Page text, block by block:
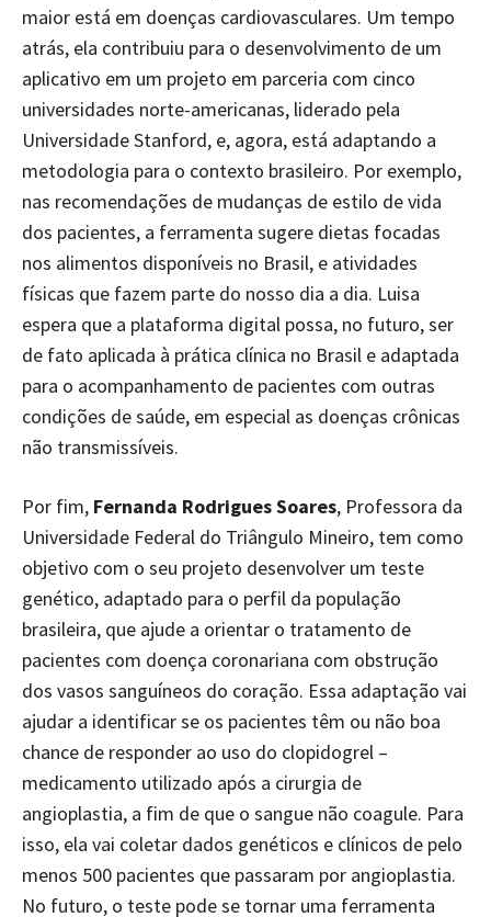
maior está em doenças cardiovasculares. Um tempo
atrás, ela contribuiu para o desenvolvimento de um
aplicativo em um projeto em parceria com cinco
universidades norte-americanas, liderado pela
Universidade Stanford, e, agora, está adaptando a
metodologia para o contexto brasileiro. Por exemplo,
nas recomendações de mudanças de estilo de vida
dos pacientes, a ferramenta sugere dietas focadas
nos alimentos disponíveis no Brasil, e atividades
físicas que fazem parte do nosso dia a dia. Luisa
espera que a plataforma digital possa, no futuro, ser
de fato aplicada à prática clínica no Brasil e adaptada
para o acompanhamento de pacientes com outras
condições de saúde, em especial as doenças crônicas
não transmissíveis.
Por fim, Fernanda Rodrigues Soares, Professora da
Universidade Federal do Triângulo Mineiro, tem como
objetivo com o seu projeto desenvolver um teste
genético, adaptado para o perfil da população
brasileira, que ajude a orientar o tratamento de
pacientes com doença coronariana com obstrução
dos vasos sanguíneos do coração. Essa adaptação vai
ajudar a identificar se os pacientes têm ou não boa
chance de responder ao uso do clopidogrel –
medicamento utilizado após a cirurgia de
angioplastia, a fim de que o sangue não coagule. Para
isso, ela vai coletar dados genéticos e clínicos de pelo
menos 500 pacientes que passaram por angioplastia.
No futuro, o teste pode se tornar uma ferramenta